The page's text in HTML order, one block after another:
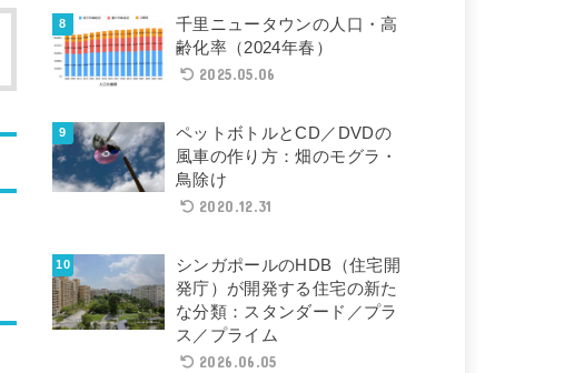
千里ニュータウンの人口・高
齢化率（2024年春）
2025.05.06
ペットボトルとCD／DVDの
風車の作り方：畑のモグラ・
鳥除け
2020.12.31
シンガポールのHDB（住宅開
発庁）が開発する住宅の新た
な分類：スタンダード／プラ
ス／プライム
2026.06.05